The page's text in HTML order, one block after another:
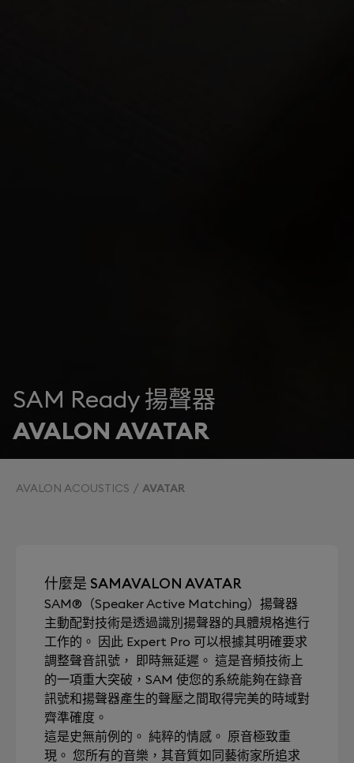
SAM Ready 揚聲器
AVALON AVATAR
AVALON ACOUSTICS AVATAR
什麼是 SAMAVALON AVATAR
SAM®（Speaker Active Matching）揚聲器
主動配對技術是透過識別揚聲器的具體規格進行
工作的。 因此 Expert Pro 可以根據其明確要求
調整聲音訊號， 即時無延遲。 這是音頻技術上
的一項重大突破，SAM 使您的系統能夠在錄音
訊號和揚聲器產生的聲壓之間取得完美的時域對
齊準確度。
這是史無前例的。 純粹的情感。 原音極致重
現。 您所有的音樂，其音質如同藝術家所追求